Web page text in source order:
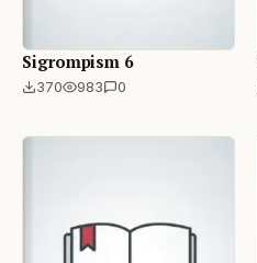
Sigrompism 6
370 983 0